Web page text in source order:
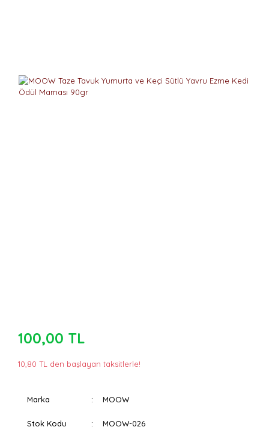
100,00 TL
10,80 TL den başlayan taksitlerle!
Marka MOOW
Stok Kodu MOOW-026